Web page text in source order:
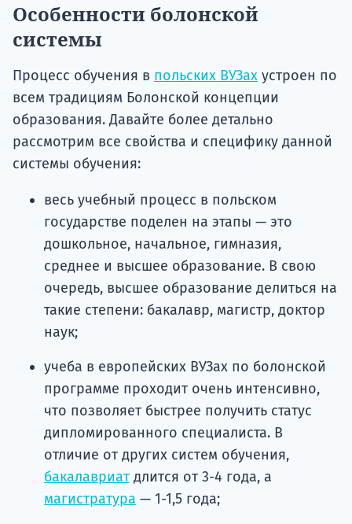
Особенности болонской
системы
Процесс обучения в польских ВУЗах устроен по
всем традициям Болонской концепции
образования. Давайте более детально
рассмотрим все свойства и специфику данной
системы обучения:
весь учебный процесс в польском
государстве поделен на этапы — это
дошкольное, начальное, гимназия,
среднее и высшее образование. В свою
очередь, высшее образование делиться на
такие степени: бакалавр, магистр, доктор
наук;
учеба в европейских ВУЗах по болонской
программе проходит очень интенсивно,
что позволяет быстрее получить статус
дипломированного специалиста. В
отличие от других систем обучения,
бакалавриат длится от 3-4 года, а
магистратура — 1-1,5 года;